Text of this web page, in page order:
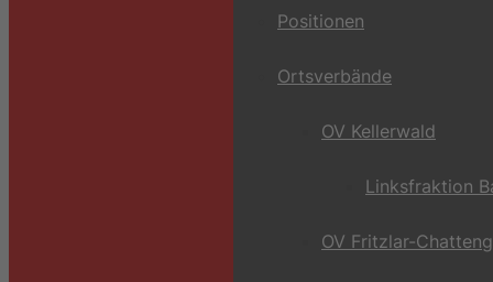
Positionen
Ortsverbände
OV Kellerwald
Linksfraktion
OV Fritzlar-